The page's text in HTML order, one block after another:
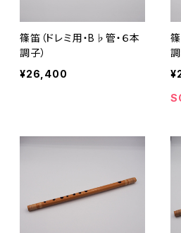
篠笛（ドレミ用・B♭管・６本
調子）
¥26,400
調